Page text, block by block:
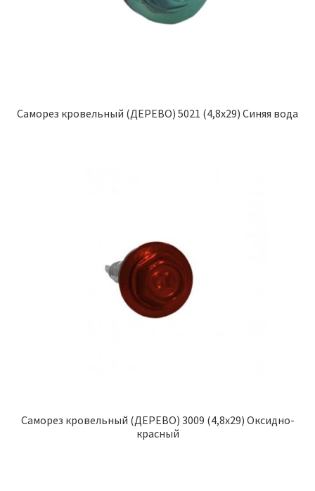
Саморез кровельный (ДЕРЕВО) 5021 (4,8х29) Синяя вода
Саморез кровельный (ДЕРЕВО) 3009 (4,8х29) Оксидно-
красный